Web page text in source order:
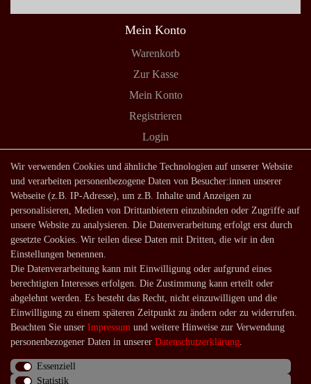
Mein Konto
Warenkorb
Zur Kasse
Mein Konto
Registrieren
Login
Shop
Lagerverkauf
Zahlungsarten
Versandarten und -kosten
Service
Kontakt
Häufige Fragen
Über uns
Wir verwenden Cookies und ähnliche Technologien auf unserer Website
und verarbeiten personenbezogene Daten von Besucher:innen unserer
Webseite (z.B. IP-Adresse), um z.B. Inhalte und Anzeigen zu
personalisieren, Medien von Drittanbietern einzubinden oder Zugriffe auf
unsere Website zu analysieren. Die Datenverarbeitung erfolgt erst durch
gesetzte Cookies. Wir teilen diese Daten mit Dritten, die wir in den
Einstellungen benennen.
Die Datenverarbeitung kann mit Einwilligung oder aufgrund eines
berechtigten Interesses erfolgen. Die Zustimmung kann erteilt oder
abgelehnt werden. Es besteht das Recht, nicht einzuwilligen und die
Einwilligung zu einem späteren Zeitpunkt zu ändern oder zu widerrufen.
Beachten Sie unser Impressum und weitere Hinweise zur Verwendung
personenbezogener Daten in unserer Daten­schutz­erklärung.
Essenziell
Statistik